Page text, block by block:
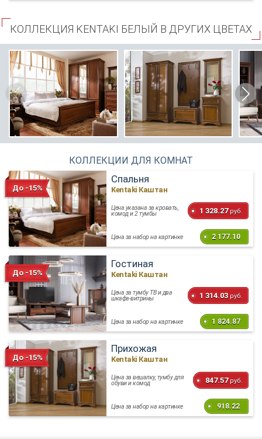
КОЛЛЕКЦИЯ KENTAKI БЕЛЫЙ В ДРУГИХ ЦВЕТАХ
КОЛЛЕКЦИИ ДЛЯ КОМНАТ
До -15%
Спальня
Kentaki Каштан
Цена указана за кровать,
комод и 2 тумбы 1 328.27 руб.
Цена за набор на картинке 2 177.10
До -15%
Гостиная
Kentaki Каштан
Цена за тумбу ТВ и два
шкафа-витрины 1 314.03 руб.
Цена за набор на картинке 1 824.87
До -15%
Прихожая
Kentaki Каштан
Цена за вешалку, тумбу для
обуви и комод 847.57 руб.
Цена за набор на картинке 918.22